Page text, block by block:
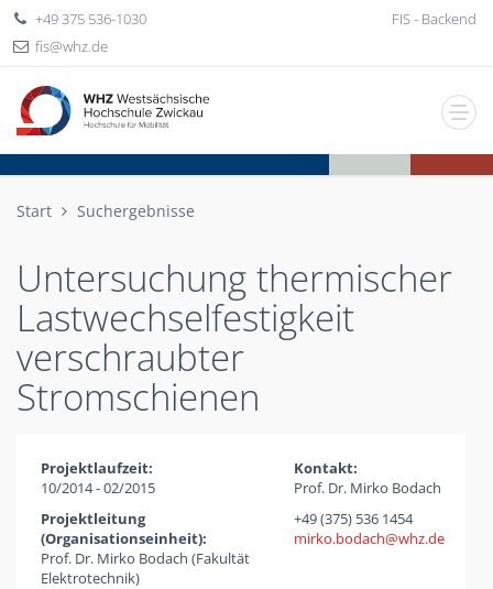
+49 375 536-1030
fis
whzde
FIS - Backend
Start Suchergebnisse
Untersuchung thermischer
Lastwechselfestigkeit
verschraubter
Stromschienen
Projektlaufzeit:
10/2014 - 02/2015
Projektleitung
(Organisationseinheit):
Prof. Dr. Mirko Bodach (Fakultät
Elektrotechnik)
Kontakt:
Prof. Dr. Mirko Bodach
+49 (375) 536 1454
mirko.bodach
whzde